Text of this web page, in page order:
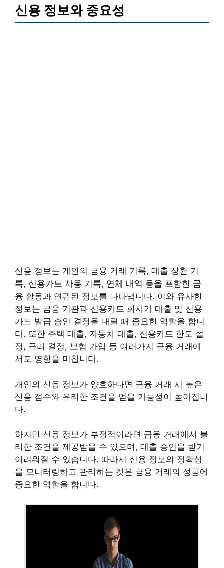
신용 정보와 중요성
신용 정보는 개인의 금융 거래 기록, 대출 상환 기
록, 신용카드 사용 기록, 연체 내역 등을 포함한 금
융 활동과 연관된 정보를 나타냅니다. 이와 유사한
정보는 금융 기관과 신용카드 회사가 대출 및 신용
카드 발급 승인 결정을 내릴 때 중요한 역할을 합니
다. 또한 주택 대출, 자동차 대출, 신용카드 한도 설
정, 금리 결정, 보험 가입 등 여러가지 금융 거래에
서도 영향을 미칩니다.
개인의 신용 정보가 양호하다면 금융 거래 시 높은
신용 점수와 유리한 조건을 얻을 가능성이 높아집니
다.
하지만 신용 정보가 부정적이라면 금융 거래에서 불
리한 조건을 제공받을 수 있으며, 대출 승인을 받기
어려워질 수 있습니다. 따라서 신용 정보의 정확성
을 모니터링하고 관리하는 것은 금융 거래의 성공에
중요한 역할을 합니다.